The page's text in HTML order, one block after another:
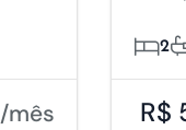
/mês
2
R$